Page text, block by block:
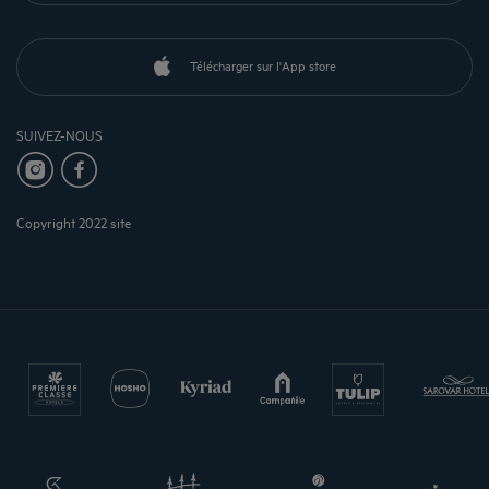
Télécharger sur l'App store
SUIVEZ-NOUS
Copyright 2022 site